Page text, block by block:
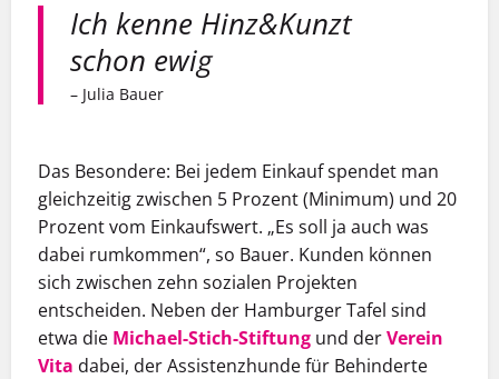
Ich kenne Hinz&Kunzt
schon ewig
– Julia Bauer
Das Besondere: Bei jedem Einkauf spendet man
gleichzeitig zwischen 5 Prozent (Minimum) und 20
Prozent vom Einkaufswert. „Es soll ja auch was
dabei rumkommen“, so Bauer. Kunden können
sich zwischen zehn sozialen Projekten
entscheiden. Neben der Hamburger Tafel sind
etwa die Michael-Stich-Stiftung und derVerein
Vita dabei, der Assistenzhunde für Behinderte